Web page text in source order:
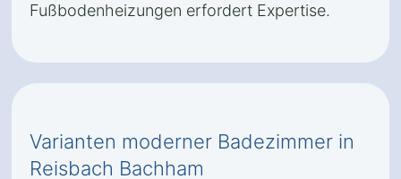
Fußbodenheizungen erfordert Expertise.
Varianten moderner Badezimmer in
Reisbach Bachham